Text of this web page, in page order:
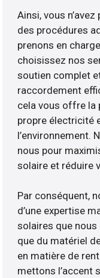
Ainsi, vous
des procédures
prenons en
choisissez nos
soutien complet
raccordement
cela vous offre la
propre électricité
l’environnement.
nous pour
solaire et réduire
Par conséquent,
d’une expertise
solaires que
que du matériel
en matière de
mettons l’accent